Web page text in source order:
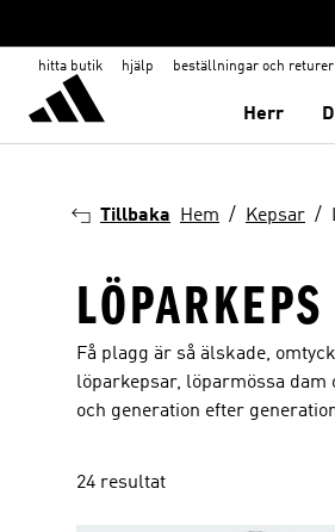
hitta butik hjälp beställningar och returer
Herr
Tillbaka Hem Kepsar
LÖPARKEPS
Få plagg är så älskade,
löparkepsar, löparmössa
och generation efter
24 resultat